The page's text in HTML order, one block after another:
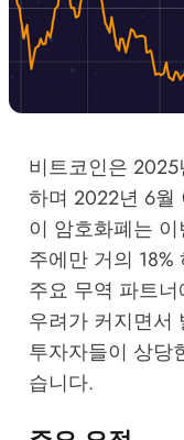
비트코인은
하며 2022년 6월
이 암호화폐는
주에만 거의
주요 무역 파트
우려가 커지면서
투자자들이 상당
습니다.